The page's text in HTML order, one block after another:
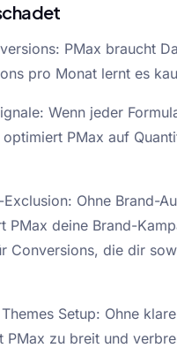
PMax braucht
pro Monat lernt es
Wenn jeder
PMax auf
Exclusion: Ohne Brand-
PMax deine Brand-
Conversions, die dir
Setup: Ohne
PMax zu breit und